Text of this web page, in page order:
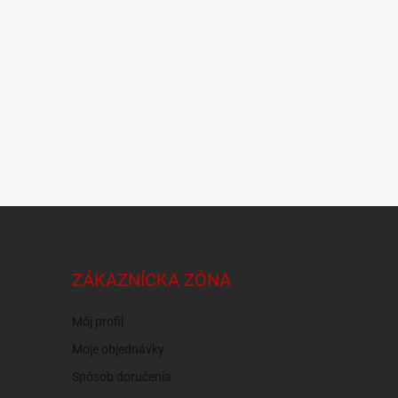
ZÁKAZNÍCKA ZÓNA
Môj profil
Moje objednávky
Spôsob doručenia